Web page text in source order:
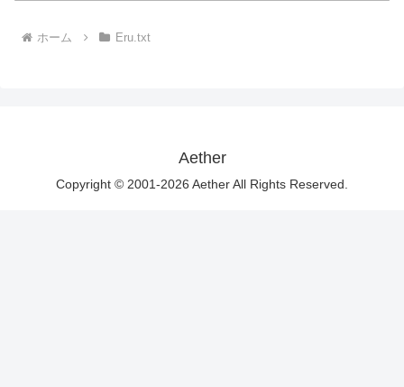
ホーム Eru.txt
Aether
Copyright © 2001-2026 Aether All Rights Reserved.